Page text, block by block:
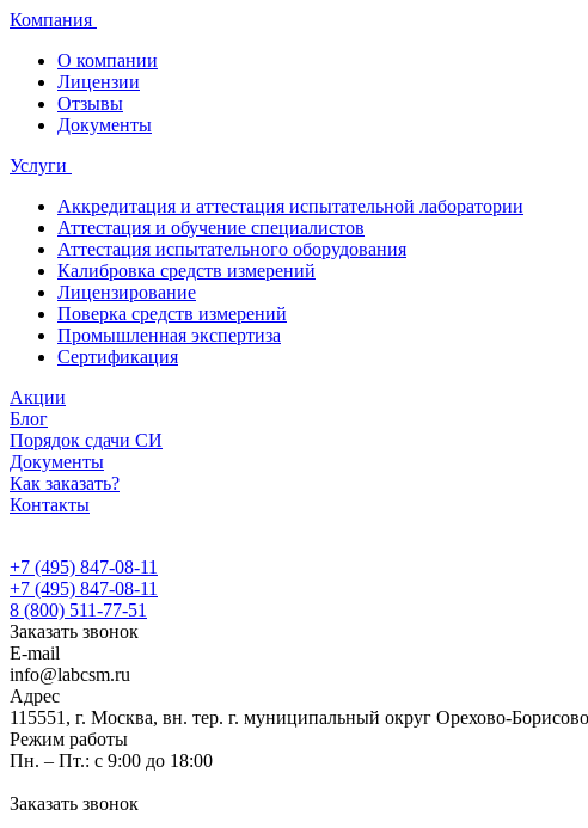
Компания
О компании
Лицензии
Отзывы
Документы
Услуги
Аккредитация и аттестация испытательной лаборатории
Аттестация и обучение специалистов
Аттестация испытательного оборудования
Калибровка средств измерений
Лицензирование
Поверка средств измерений
Промышленная экспертиза
Сертификация
Акции
Блог
Порядок сдачи СИ
Документы
Как заказать?
Контакты
+7 (495) 847-08-11
+7 (495) 847-08-11
8 (800) 511-77-51
Заказать звонок
E-mail
info@labcsm.ru
Адрес
115551, г. Москва, вн. тер. г. муниципальный округ Орехово-
Режим работы
Пн. – Пт.: с 9:00 до 18:00
Заказать звонок